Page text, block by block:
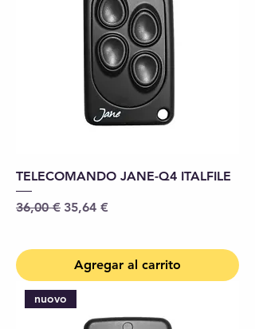
TELECOMANDO JANE-Q4 ITALFILE
Precio
36,00 € Precio de oferta
35,64 €
Agregar al carrito
nuovo